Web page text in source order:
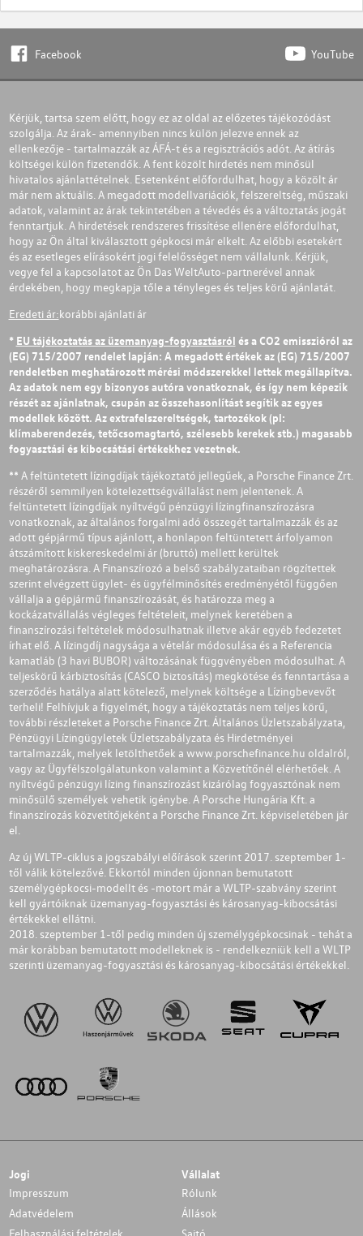
Facebook YouTube
Kérjük, tartsa szem előtt, hogy ez az oldal az előzetes tájékozódást
szolgálja. Az árak- amennyiben nincs külön jelezve ennek az
ellenkezője - tartalmazzák az ÁFÁ-t és a regisztrációs adót. Az átírás
költségei külön fizetendők. A fent közölt hirdetés nem minősül
hivatalos ajánlattételnek. Esetenként előfordulhat, hogy a közölt ár
már nem aktuális. A megadott modellvariációk, felszereltség, műszaki
adatok, valamint az árak tekintetében a tévedés és a változtatás jogát
fenntartjuk. A hirdetések rendszeres frissítése ellenére előfordulhat,
hogy az Ön által kiválasztott gépkocsi már elkelt. Az előbbi esetekért
és az esetleges elírásokért jogi felelősséget nem vállalunk. Kérjük,
vegye fel a kapcsolatot az Ön Das WeltAuto-partnerével annak
érdekében, hogy megkapja tőle a tényleges és teljes körű ajánlatát.
Eredeti ár:korábbi ajánlati ár
* EU tájékoztatás az üzemanyag-fogyasztásról és a CO2 emisszióról az
(EG) 715/2007 rendelet lapján: A megadott értékek az (EG) 715/2007
rendeletben meghatározott mérési módszerekkel lettek megállapítva.
Az adatok nem egy bizonyos autóra vonatkoznak, és így nem képezik
részét az ajánlatnak, csupán az összehasonlítást segítik az egyes
modellek között. Az extrafelszereltségek, tartozékok (pl:
klímaberendezés, tetőcsomagtartó, szélesebb kerekek stb.) magasabb
fogyasztási és kibocsátási értékekhez vezetnek.
** A feltüntetett lízingdíjak tájékoztató jellegűek, a Porsche Finance Zrt.
részéről semmilyen kötelezettségvállalást nem jelentenek. A
feltüntetett lízingdíjak nyíltvégű pénzügyi lízingfinanszírozásra
vonatkoznak, az általános forgalmi adó összegét tartalmazzák és az
adott gépjármű típus ajánlott, a honlapon feltüntetett árfolyamon
átszámított kiskereskedelmi ár (bruttó) mellett kerültek
meghatározásra. A Finanszírozó a belső szabályzataiban rögzítettek
szerint elvégzett ügylet- és ügyfélminősítés eredményétől függően
vállalja a gépjármű finanszírozását, és határozza meg a
kockázatvállalás végleges feltételeit, melynek keretében a
finanszírozási feltételek módosulhatnak illetve akár egyéb fedezetet
írhat elő. A lízingdíj nagysága a vételár módosulása és a Referencia
kamatláb (3 havi BUBOR) változásának függvényében módosulhat. A
teljeskörű kárbiztosítás (CASCO biztosítás) megkötése és fenntartása a
szerződés hatálya alatt kötelező, melynek költsége a Lízingbevevőt
terheli! Felhívjuk a figyelmét, hogy a tájékoztatás nem teljes körű,
további részleteket a Porsche Finance Zrt. Általános Üzletszabályzata,
Pénzügyi Lízingügyletek Üzletszabályzata és Hirdetményei
tartalmazzák, melyek letölthetőek a www.porschefinance.hu oldalról,
vagy az Ügyfélszolgálatunkon valamint a Közvetítőnél elérhetőek. A
nyíltvégű pénzügyi lízing finanszírozást kizárólag fogyasztónak nem
minősülő személyek vehetik igénybe. A Porsche Hungária Kft. a
finanszírozás közvetítőjeként a Porsche Finance Zrt. képviseletében jár
el.
Az új WLTP-ciklus a jogszabályi előírások szerint 2017. szeptember 1-
től válik kötelezővé. Ekkortól minden újonnan bemutatott
személygépkocsi-modellt és -motort már a WLTP-szabvány szerint
kell gyártóiknak üzemanyag-fogyasztási és károsanyag-kibocsátási
értékekkel ellátni.
2018. szeptember 1-től pedig minden új személygépkocsinak - tehát a
már korábban bemutatott modelleknek is - rendelkezniük kell a WLTP
szerinti üzemanyag-fogyasztási és károsanyag-kibocsátási értékekkel.
Jogi
Impresszum
Adatvédelem
Felhasználási feltételek
Vállalat
Rólunk
Állások
Sajtó